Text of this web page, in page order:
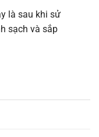
là sau khi sử
sạch và sắp